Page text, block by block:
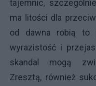
tajemnic,
ma litości dla
od dawna robią to
wyrazistość i
skandal mogą
Zresztą, również